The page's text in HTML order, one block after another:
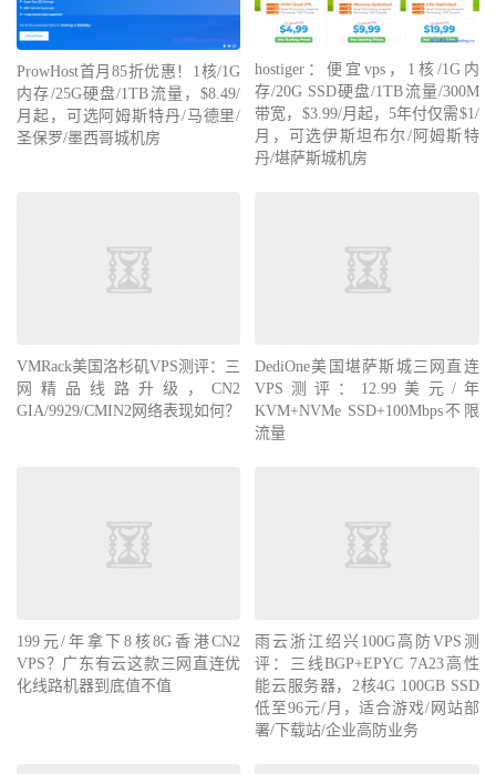
ProwHost首月85折优惠！1核/1G
内存/25G硬盘/1TB流量，$8.49/
月起，可选阿姆斯特丹/马德里/
圣保罗/墨西哥城机房
hostiger：便宜vps，1核/1G内
存/20G SSD硬盘/1TB流量/300M
带宽，$3.99/月起，5年付仅需$1/
月，可选伊斯坦布尔/阿姆斯特
丹/堪萨斯城机房
VMRack美国洛杉矶VPS测评：三
网精品线路升级，CN2
GIA/9929/CMIN2网络表现如何？
DediOne美国堪萨斯城三网直连
VPS测评：12.99美元/年
KVM+NVMe SSD+100Mbps不限
流量
199元/年拿下8核8G香港CN2
VPS？广东有云这款三网直连优
化线路机器到底值不值
雨云浙江绍兴100G高防VPS测
评：三线BGP+EPYC 7A23高性
能云服务器，2核4G 100GB SSD
低至96元/月，适合游戏/网站部
署/下载站/企业高防业务